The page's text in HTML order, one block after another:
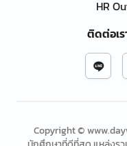
HR
ติดต่อเร
Copyright ©